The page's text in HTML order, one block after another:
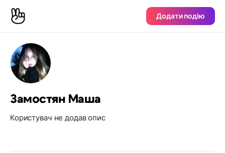
Додати подію
Замостян Маша
Користувач не додав опис